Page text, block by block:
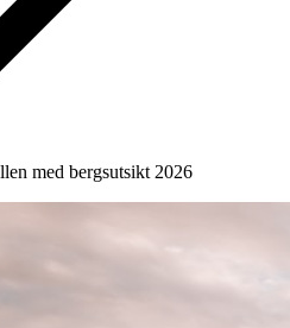
med bergsutsikt 2026